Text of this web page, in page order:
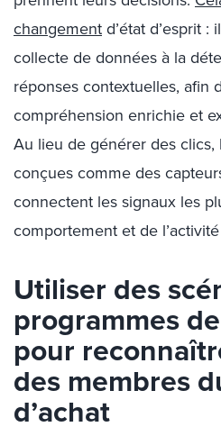
changementd’état d’esprit :
collecte de données à la
réponses contextuelles, afin
compréhension enrichie et
Au lieu de générer des clics,
conçues comme des
connectent les signaux les
comportement et de
Utiliser des
programmes
pour
des membres
d’achat